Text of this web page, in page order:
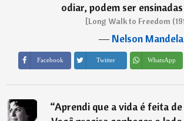
odiar, podem ser ensinadas
[Long Walk to Freedom
―Nelson Mandela
Facebook Twitter WhatsApp
“Aprendi que a vida é feita